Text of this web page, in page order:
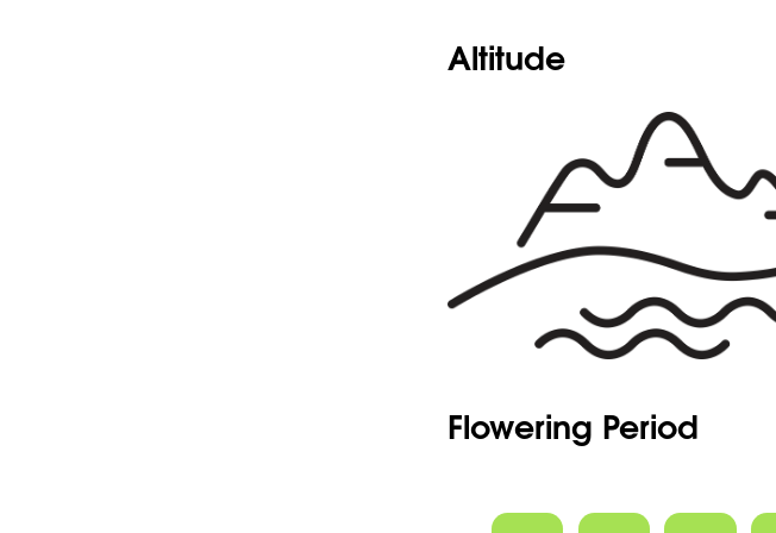
Altitude
Flowering Period